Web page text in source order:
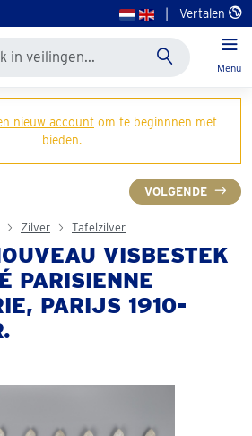
Vertalen
Menu
nieuw account om te beginnnen met
bieden.
VOLGENDE
Zilver Tafelzilver
VISBESTEK
PARISIENNE
PARIJS 1910-